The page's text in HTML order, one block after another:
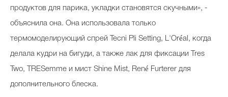
продуктов для парика, укладки становятся скучными», -
объяснила она. Она использовала только
термомоделирующий спрей Tecni Pli Setting, L'Oréal, когда
делала кудри на бигуди, а также лак для фиксации Tres
Two, TRESemme и мист Shine Mist, René Furterer для
дополнительного блеска.